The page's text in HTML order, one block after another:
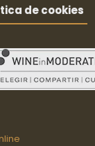
de cookies